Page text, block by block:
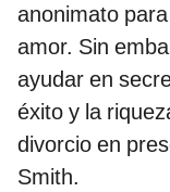
anonimato
amor. Sin
ayudar en
éxito y la
divorcio en
Smith.